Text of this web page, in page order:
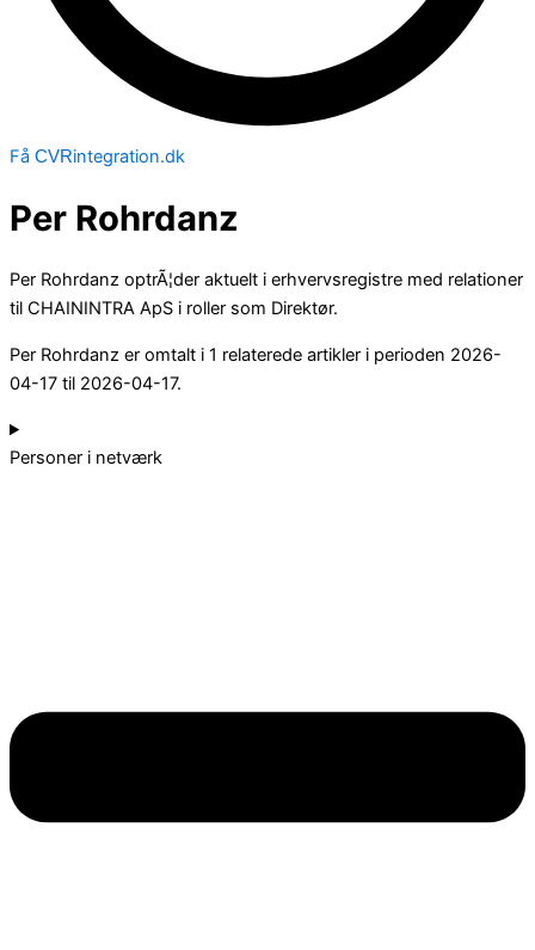
Få CVRintegration.dk
Per Rohrdanz
Per Rohrdanz optrÃ¦der aktuelt i erhvervsregistre med relationer
til CHAININTRA ApS i roller som Direktør.
Per Rohrdanz er omtalt i 1 relaterede artikler i perioden 2026-
04-17 til 2026-04-17.
Personer i netværk